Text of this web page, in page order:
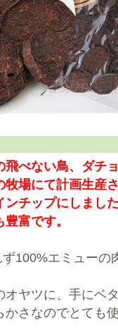
べない鳥、ダチ
牧場にて計画生産
チップにしまし
富です。
100%エミューの
オヤツに、手にベ
さなのでとても